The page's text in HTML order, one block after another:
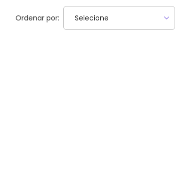
Ordenar por: